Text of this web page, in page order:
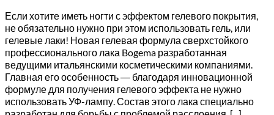
Если хотите иметь ногти с эффектом гелевого покрытия,
не обязательно нужно при этом использовать гель, или
гелевые лаки! Новая гелевая формула сверхстойкого
профессионального лака Bogema разработанная
ведущими итальянскими косметическими компаниями.
Главная его особенность ― благодаря инновационной
формуле для получения гелевого эффекта не нужно
использовать УФ-лампу. Состав этого лака специально